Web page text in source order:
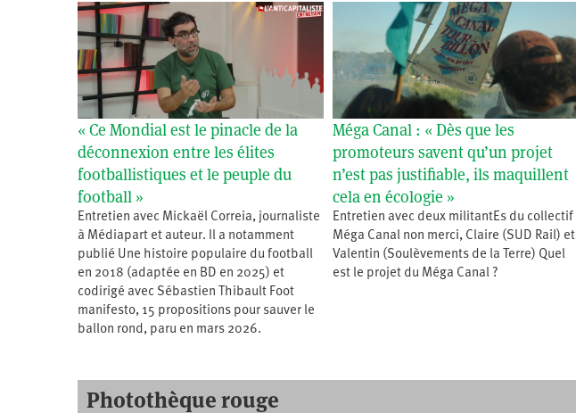
« Ce Mondial est le pinacle de la
déconnexion entre les élites
footballistiques et le peuple du
football »
Entretien avec Mickaël Correia, journaliste
à Médiapart et auteur. Il a notamment
publié Une histoire populaire du football
en 2018 (adaptée en BD en 2025) et
codirigé avec Sébastien Thibault Foot
manifesto, 15 propositions pour sauver le
ballon rond, paru en mars 2026.
Méga Canal : « Dès que les
promoteurs savent qu’un projet
n’est pas justifiable, ils maquillent
cela en écologie »
Entretien avec deux militantEs du collectif
Méga Canal non merci, Claire (SUD Rail) et
Valentin (Soulèvements de la Terre) Quel
est le projet du Méga Canal ?
Photothèque rouge